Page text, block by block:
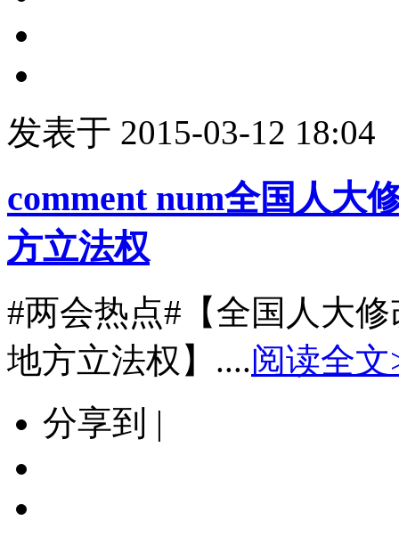
发表于 2015-03-12 18:04
comment num全国人大
方立法权
#两会热点#【全国人大
地方立法权】....阅读全文
分享到 |